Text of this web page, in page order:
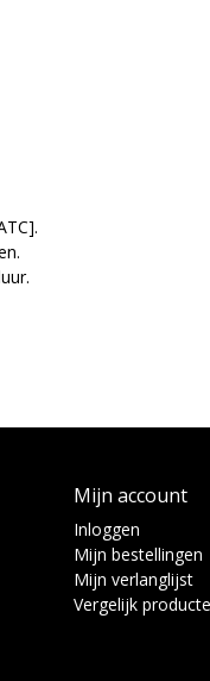
Mijn account
Inloggen
Mijn bestellingen
Mijn verlanglijst
Vergelijk